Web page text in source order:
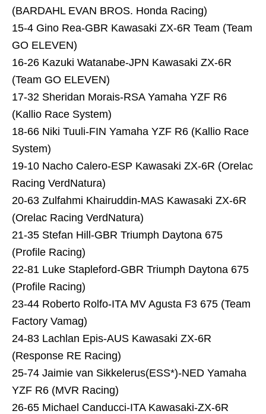
(BARDAHL EVAN BROS. Honda Racing)
15-4 Gino Rea-GBR Kawasaki ZX-6R Team (Team
GO ELEVEN)
16-26 Kazuki Watanabe-JPN Kawasaki ZX-6R
(Team GO ELEVEN)
17-32 Sheridan Morais-RSA Yamaha YZF R6
(Kallio Race System)
18-66 Niki Tuuli-FIN Yamaha YZF R6 (Kallio Race
System)
19-10 Nacho Calero-ESP Kawasaki ZX-6R (Orelac
Racing VerdNatura)
20-63 Zulfahmi Khairuddin-MAS Kawasaki ZX-6R
(Orelac Racing VerdNatura)
21-35 Stefan Hill-GBR Triumph Daytona 675
(Profile Racing)
22-81 Luke Stapleford-GBR Triumph Daytona 675
(Profile Racing)
23-44 Roberto Rolfo-ITA MV Agusta F3 675 (Team
Factory Vamag)
24-83 Lachlan Epis-AUS Kawasaki ZX-6R
(Response RE Racing)
25-74 Jaimie van Sikkelerus(ESS*)-NED Yamaha
YZF R6 (MVR Racing)
26-65 Michael Canducci-ITA Kawasaki-ZX-6R